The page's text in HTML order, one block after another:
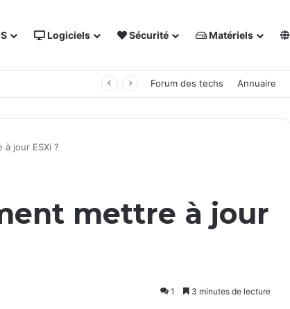
Logiciels Sécurité Matériels
Forum des techs Annuaire
jour ESXi ?
mettre à jour
1 3 minutes de lecture